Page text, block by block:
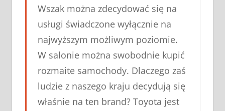
Wszak można zdecydować się na
usługi świadczone wyłącznie na
najwyższym możliwym poziomie.
W salonie można swobodnie kupić
rozmaite samochody. Dlaczego zaś
ludzie z naszego kraju decydują się
właśnie na ten brand? Toyota jest